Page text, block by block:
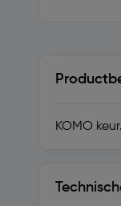
KOMO keur.